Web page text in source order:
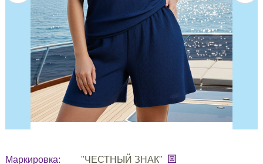
Маркировка:
"ЧЕСТНЫЙ ЗНАК"